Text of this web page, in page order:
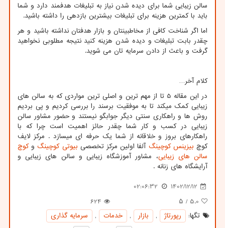
سالن زیبایی شما برای دیده شدن نیاز به تبلیغات هدفمند دارد و شما
باید با کمترین هزینه برای تبلیغات بیشترین بازدهی را داشته باشید.
اما اگر شناخت کافی از مخاطبینتان و بازار هدفتان نداشته باشید و هر
چقدر بابت تبلیغات و دیده شدن هزینه کنید نتیجه مطلوبی نخواهید
گرفت و باعث از دادن سرمایه تان می شوید.
کلام آخر…
در این مقاله 5 تا از مهم ترین و اصلی ترین مواردی که به سالن های
زیبایی کمک میکند تا به موفقیت برسند را بررسی کردیم و پی بردیم
روش ها و راهکاری سنتی دیگر جوابگو نیستند و حضور مشاور سالن
زیبایی در کسب و کار شما چقدر حائز اهمیت است چرا که با
راهکارهای بروز و خلاقانه از شما یک حرفه ای میسازد . مرکز لایف
کوچ بیزینس کوچینگ آلفا اولین مرکز تخصصی بیوتی کوچینگ وکوچ
سالن های زیبایی، مشاور آموزشگاه‌ زیبایی و سالن های زیبایی و
آرایشگاه های زنانه .
1402/12/12
02:06:32
5.0 / ۵
624
تگها:
رپورتاژ , بازار , خدمات ,
سرمایه گذاری